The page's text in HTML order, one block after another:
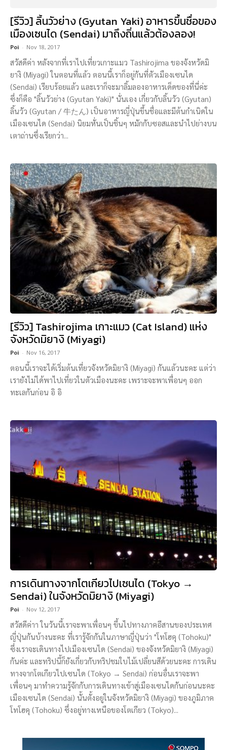
[รีวิว] ลิ้นวัวย่าง (Gyutan Yaki) อาหารขึ้นชื่อของ
เมืองเซนได (Sendai) มาถึงถิ่นแล้วต้องลอง!
Poi - Nov 18, 2017
สวัสดีค่า หลังจากที่เราไปเที่ยวเกาะแมว Tashirojima ของจังหวัดมิ
ยางิ (Miyagi) ในตอนที่แล้ว ตอนนี้เราก็อยู่กันที่ตัวเมืองเซนได
(Sendai) เรียบร้อยแล้ว และเราก็จะมาลิ้มลองอาหารเด็ดของที่นี่ค่ะ
ซึ่งก็คือ "ลิ้นวัวย่าง (Gyutan Yaki)" นั่นเอง เกี่ยวกับลิ้นวัว (Gyutan)
ลิ้นวัว (Gyutan / 牛たん) เป็นอาหารญี่ปุ่นขึ้นชื่อและมีต้นกำเนิดใน
เมืองเซนได (Sendai) นิยมหั่นเป็นชิ้นๆ หมักกับซอสและนำไปย่างบน
เตาถ่านซึ่งเรียกว่า...
[รีวิว] Tashirojima เกาะแมว (Cat Island) แห่ง
จังหวัดมิยางิ (Miyagi)
Poi - Nov 16, 2017
ตอนนี้เราจะได้เริ่มต้นเที่ยวจังหวัดมิยางิ (Miyagi) กันแล้วนะคะ แต่ว่า
เรายังไม่ได้พาไปเที่ยวในตัวเมืองนะคะ เพราะจะพาเพื่อนๆ ออก
ทะเลกันก่อน อิ อิ
การเดินทางจากโตเกียวไปเซนได (Tokyo →
Sendai) ในจังหวัดมิยางิ (Miyagi)
Poi - Nov 12, 2017
สวัสดีค่าา ในวันนี้เราจะพาเพื่อนๆ ขึ้นไปทางภาคอีสานของประเทศ
ญี่ปุ่นกันบ้างนะคะ ที่เรารู้จักกันในภาษาญี่ปุ่นว่า "โทโฮคุ (Tohoku)"
ซึ่งเราจะเดินทางไปเมืองเซนได (Sendai) ของจังหวัดมิยางิ (Miyagi)
กันค่ะ และทริปนี้ก็ยังเกี่ยวกับทริปชมใบไม้เปลี่ยนสีด้วยนะคะ การเดิน
ทางจากโตเกียวไปเซนได (Tokyo → Sendai) ก่อนอื่นเราจะพา
เพื่อนๆ มาทำความรู้จักกับการเดินทางเข้าสู่เมืองเซนไดกันก่อนนะคะ
เมืองเซนได (Sendai) นั้นตั้งอยู่ในจังหวัดมิยางิ (Miyagi) ของภูมิภาค
โทโฮคุ (Tohoku) ซึ่งอยู่ทางเหนือของโตเกียว (Tokyo)...